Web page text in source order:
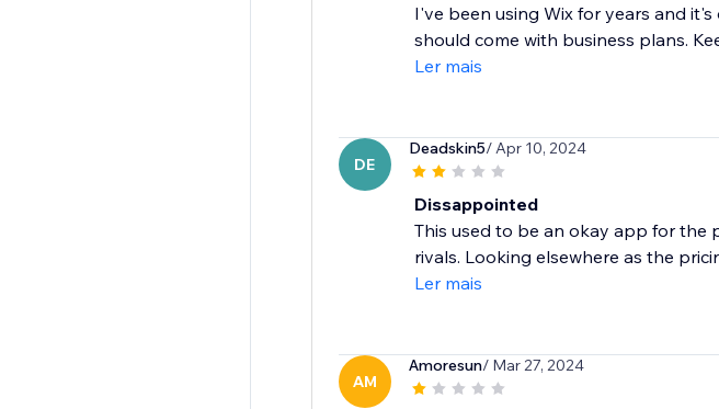
I've been using Wix for years and
should come with business plans.
Ler mais
DE
Deadskin5/ Apr 10, 2024
Dissappointed
This used to be an okay app for the
rivals. Looking elsewhere as the
Ler mais
AM
Amoresun/ Mar 27, 2024